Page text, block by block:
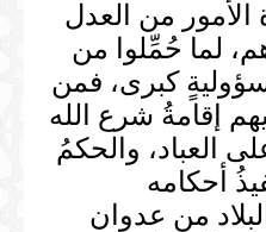
الأمور من العدل
لما حُمِّلوا من
كبرى، فمن
إقامةُ شرع الله
العباد، والحكمُ
أحكامه
من عدوان